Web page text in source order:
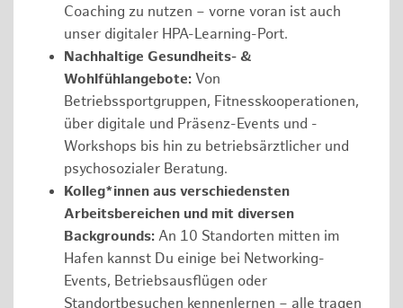
Coaching zu nutzen – vorne voran ist auch
unser digitaler HPA-Learning-Port.
Nachhaltige Gesundheits- &
Wohlfühlangebote: Von
Betriebssportgruppen, Fitnesskooperationen,
über digitale und Präsenz-Events und -
Workshops bis hin zu betriebsärztlicher und
psychosozialer Beratung.
Kolleg*innen aus verschiedensten
Arbeitsbereichen und mit diversen
Backgrounds: An 10 Standorten mitten im
Hafen kannst Du einige bei Networking-
Events, Betriebsausflügen oder
Standortbesuchen kennenlernen – alle tragen